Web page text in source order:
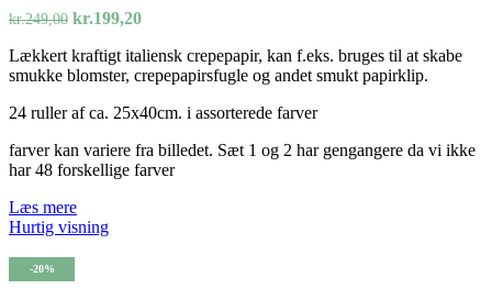
kr.249,00 Den
pris
var:
kr.199,20Den
pris
er:
Lækkert kraftigt italiensk crepepapir, kan f.eks. bruges til at skabe
smukke blomster, crepepapirsfugle og andet smukt papirklip.
24 ruller af ca. 25x40cm. i assorterede farver
farver kan variere fra billedet. Sæt 1 og 2 har gengangere da vi ikke
har 48 forskellige farver
Læs mere
Hurtig visning
-20%